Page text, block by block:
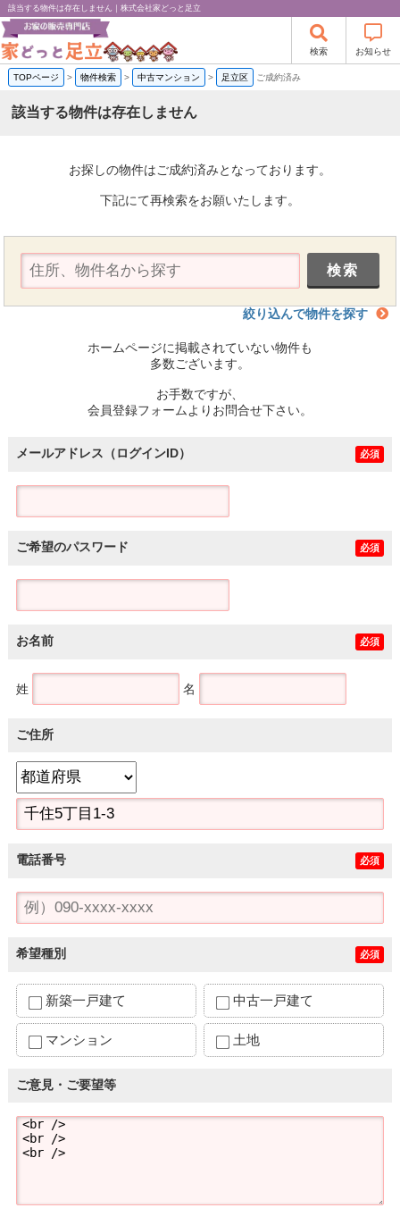
該当する物件は存在しません｜株式会社家どっと足立
検索 お知らせ
TOPページ > 物件検索 > 中古マンション > 足立区 ご成約済み
該当する物件は存在しません
お探しの物件はご成約済みとなっております。
下記にて再検索をお願いたします。
絞り込んで物件を探す
ホームページに掲載されていない物件も
多数ございます。
お手数ですが、
会員登録フォームよりお問合せ下さい。
メールアドレス（ログインID） 必須
ご希望のパスワード 必須
お名前 必須
姓 名
ご住所
電話番号 必須
希望種別 必須
新築一戸建て 中古一戸建て
マンション 土地
ご意見・ご要望等